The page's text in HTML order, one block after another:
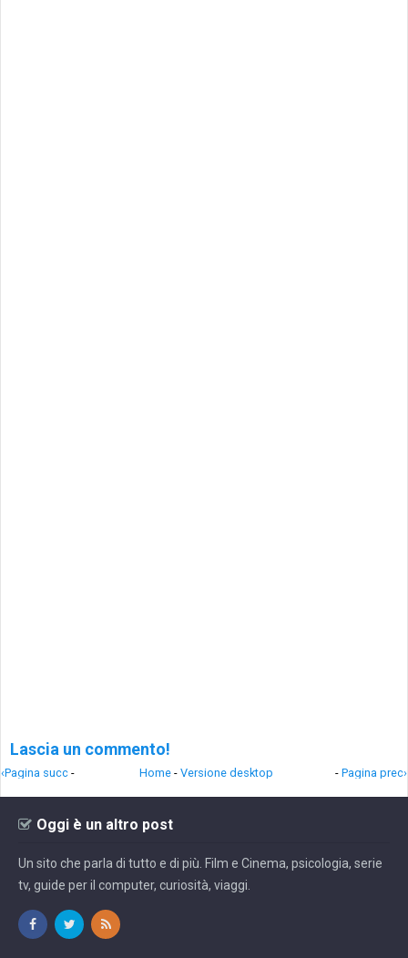
Lascia un commento!
‹Pagina succ - - Pagina prec›
Home - Versione desktop
Oggi è un altro post
Un sito che parla di tutto e di più. Film e Cinema, psicologia, serie
tv, guide per il computer, curiosità, viaggi.